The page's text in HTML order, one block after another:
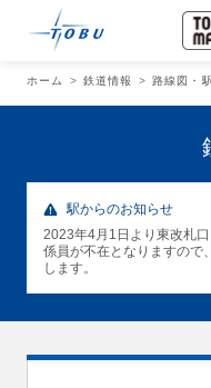
ホーム 鉄道情報 路線図・
駅からのお知らせ
2023年4月1日より東改札
係員が不在となりますので
します。